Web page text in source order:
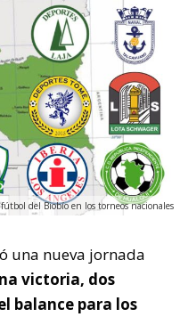
del Biobío en los torneos nacionales
una nueva jornada
victoria, dos
balance para los